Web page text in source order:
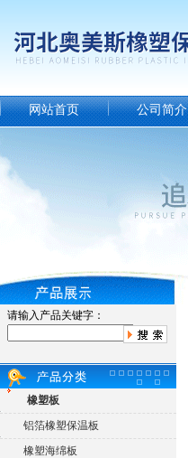
网站首页 公司简介
请输入产品关键字：
橡塑板
铝箔橡塑保温板
橡塑海绵板